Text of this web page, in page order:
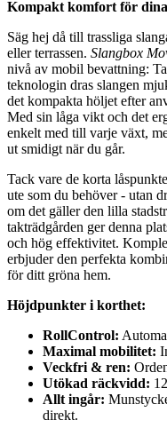
Kompakt komfort för
Säg hej då till trassliga
eller terrassen. Slangbox
nivå av mobil bevattning:
teknologin dras slangen
det kompakta höljet efter
Med sin låga vikt och det
enkelt med till varje växt,
ut smidigt när du går.
Tack vare de korta
ute som du behöver - utan
om det gäller den lilla
takträdgården ger denna
och hög effektivitet.
erbjuder den perfekta
för ditt gröna hem.
Höjdpunkter i korthet:
RollControl:
Maximal mobilitet:
Veckfri & ren:
Utökad räckvidd:
Allt ingår:
direkt.